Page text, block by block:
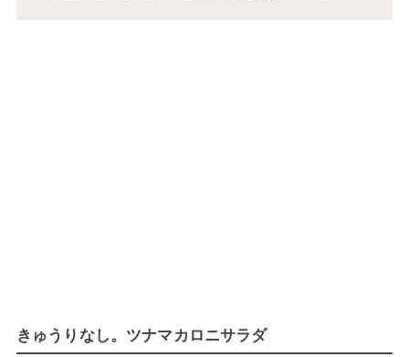
きゅうりなし。ツナマカロニサラダ